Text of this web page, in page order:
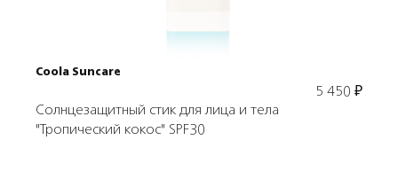
Coola Suncare
5 450 ₽
Солнцезащитный стик для лица и тела
"Тропический кокос" SPF30